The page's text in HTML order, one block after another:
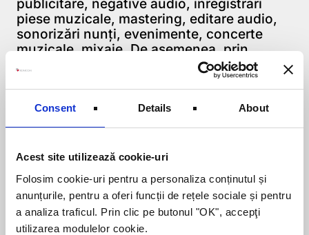
Consent Details About
Acest site utilizează cookie-uri
Folosim cookie-uri pentru a personaliza conținutul și
anunțurile, pentru a oferi funcții de rețele sociale și pentru
a analiza traficul. Prin clic pe butonul "OK", accepţi
utilizarea modulelor cookie.
piese muzicale, mastering, editare audio,
sonorizări nunţi, evenimente, concerte
muzicale, mixaje. De asemenea, prin
proiect se vor crea 4 locuri noi de muncă.
este de app. 154.000 Euro, iar finanţarea
nerambursabilă este de 84.700 Euro,
Consultanţii ROMCOM au fost responsabili
pentru elaborarea cererii de finanţare şi în
prezent lucrează la implementarea
proiectului.